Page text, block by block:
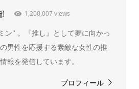
1,200,007 views
ン" 。『推し』として夢に向かっ
男性を応援する素敵な女性の推
報を発信しています。
プロフィール